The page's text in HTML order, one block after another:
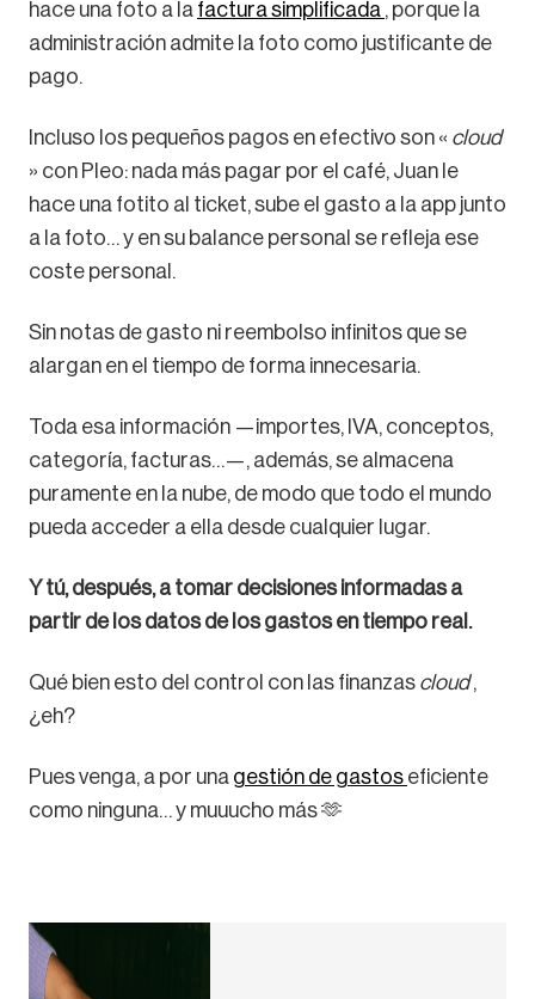
hace una foto a la factura simplificada , porque la
administración admite la foto como justificante de
pago.
Incluso los pequeños pagos en efectivo son « cloud
» con Pleo: nada más pagar por el café, Juan le
hace una fotito al ticket, sube el gasto a la app junto
a la foto… y en su balance personal se refleja ese
coste personal.
Sin notas de gasto ni reembolso infinitos que se
alargan en el tiempo de forma innecesaria.
Toda esa información —importes, IVA, conceptos,
categoría, facturas…—, además, se almacena
puramente en la nube, de modo que todo el mundo
pueda acceder a ella desde cualquier lugar.
Y tú, después, a tomar decisiones informadas a
partir de los datos de los gastos en tiempo real.
Qué bien esto del control con las finanzas cloud,
¿eh?
Pues venga, a por una gestión de gastos eficiente
como ninguna… y muuucho más 🫶